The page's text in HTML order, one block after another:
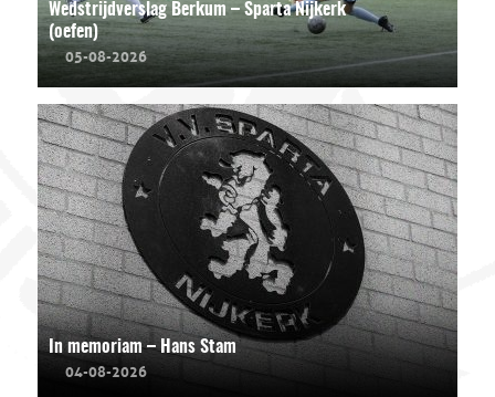
Wedstrijdverslag Berkum – Sparta Nijkerk
(oefen)
05-08-2026
In memoriam – Hans Stam
04-08-2026